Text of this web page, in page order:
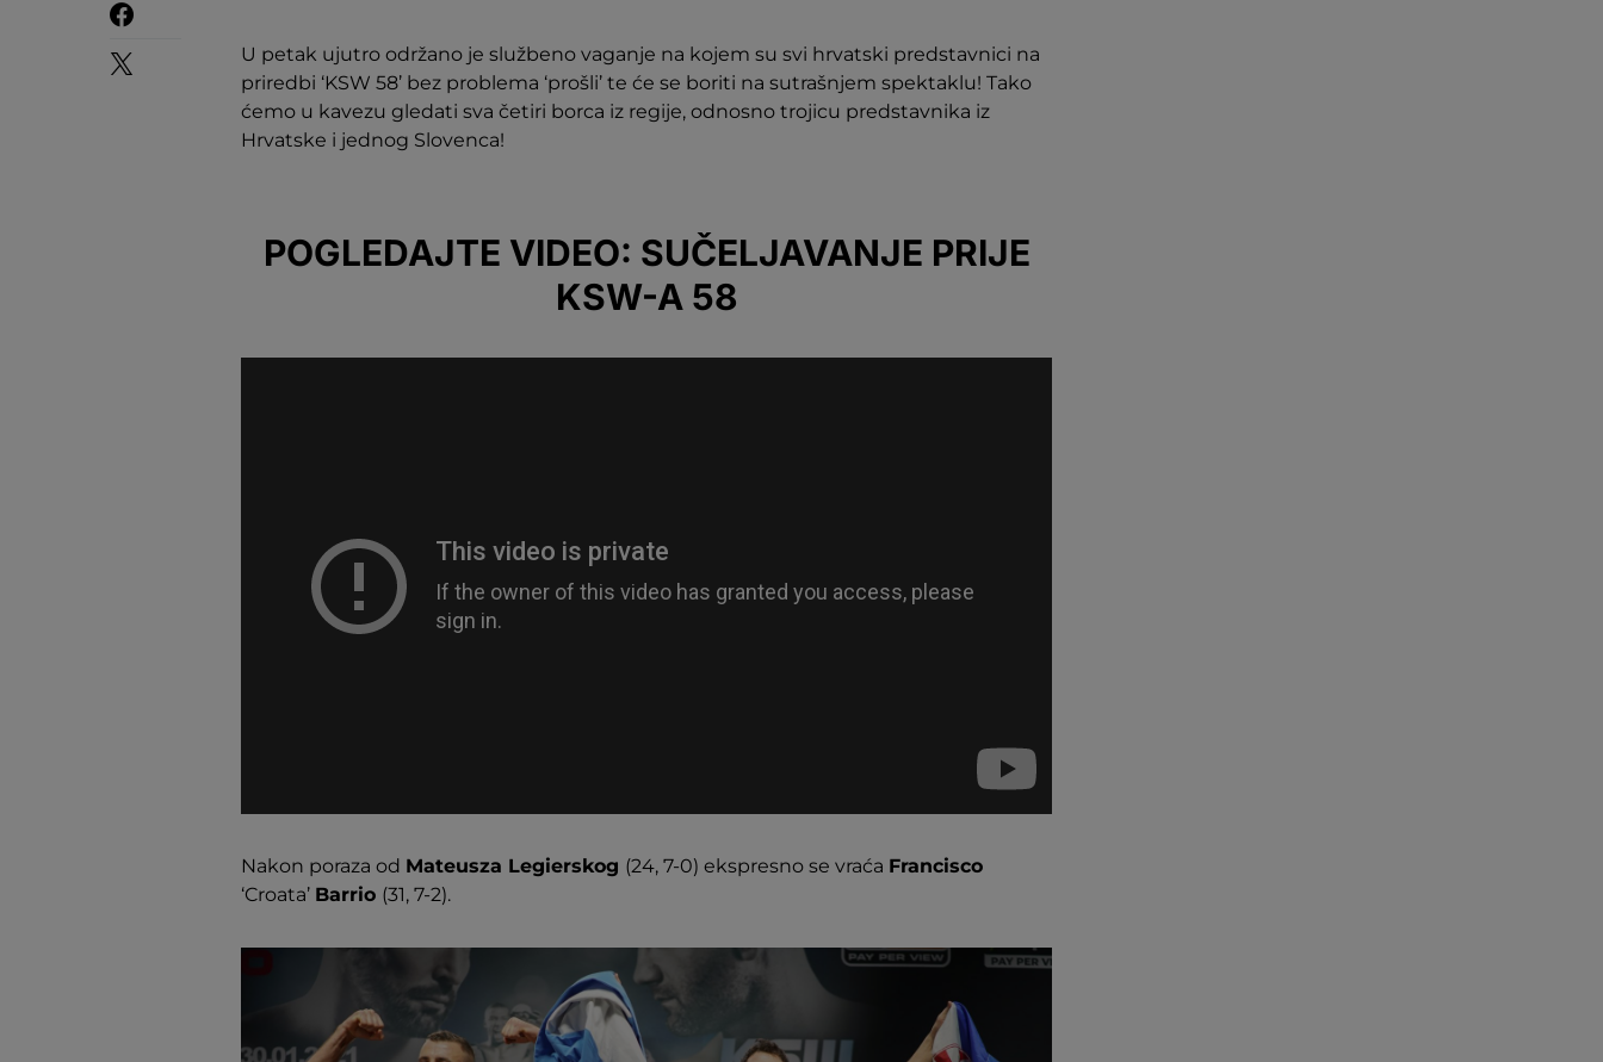
U petak ujutro održano je službeno vaganje na kojem su svi hrvatski predstavnici na
priredbi ‘KSW 58’ bez problema ‘prošli’ te će se boriti na sutrašnjem spektaklu! Tako
ćemo u kavezu gledati sva četiri borca iz regije, odnosno trojicu predstavnika iz
Hrvatske i jednog Slovenca!
POGLEDAJTE VIDEO: SUČELJAVANJE PRIJE
KSW-A 58
Nakon poraza od Mateusza Legierskog (24, 7-0) ekspresno se vraća Francisco
‘Croata’ Barrio (31, 7-2).